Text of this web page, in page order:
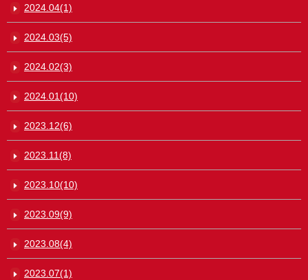
2024.04(1)
2024.03(5)
2024.02(3)
2024.01(10)
2023.12(6)
2023.11(8)
2023.10(10)
2023.09(9)
2023.08(4)
2023.07(1)